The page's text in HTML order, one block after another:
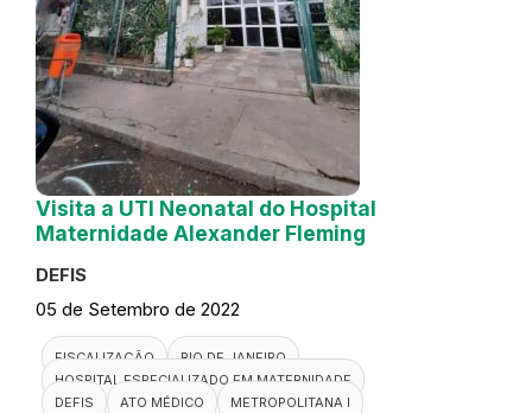
Visita a UTI Neonatal do Hospital
Maternidade Alexander Fleming
DEFIS
05 de Setembro de 2022
FISCALIZAÇÃO
RIO DE JANEIRO
HOSPITAL ESPECIALIZADO EM MATERNIDADE
DEFIS
ATO MÉDICO METROPOLITANA I